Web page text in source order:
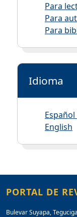
Para
Para
Para
Idioma
English
PORTAL DE
Bulevar Suyapa,